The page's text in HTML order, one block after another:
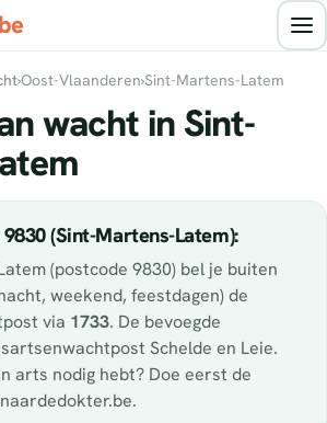
›Oost-Vlaanderen›Sint-Martens-Latem
wacht in Sint-
(Sint-Martens-Latem):
(postcode 9830) bel je buiten
weekend, feestdagen) de
via 1733. De bevoegde
Schelde en Leie.
arts nodig hebt? Doe eerst de